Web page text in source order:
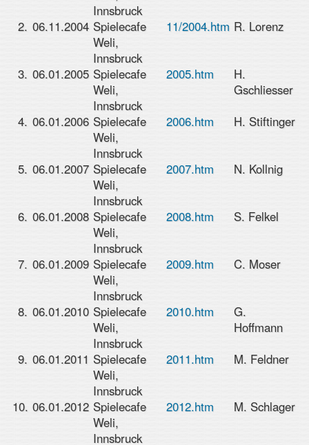
Innsbruck
2. 06.11.2004 Spielecafe
Weli,
Innsbruck
11/2004.htm R. Lorenz
3. 06.01.2005 Spielecafe
Weli,
Innsbruck
2005.htm
H.
Gschliesser
4. 06.01.2006 Spielecafe
Weli,
Innsbruck
2006.htm H. Stiftinger
5. 06.01.2007 Spielecafe
Weli,
Innsbruck
2007.htm N. Kollnig
6. 06.01.2008 Spielecafe
Weli,
Innsbruck
2008.htm S. Felkel
7. 06.01.2009 Spielecafe
Weli,
Innsbruck
2009.htm C. Moser
8. 06.01.2010 Spielecafe
Weli,
Innsbruck
2010.htm
G.
Hoffmann
9. 06.01.2011 Spielecafe
Weli,
Innsbruck
2011.htm M. Feldner
10. 06.01.2012 Spielecafe
Weli,
Innsbruck
2012.htm M. Schlager